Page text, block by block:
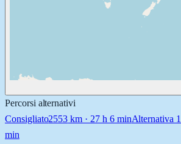
Percorsi alternativi
Consigliato2553 km · 27 h 6 minAlternativa 1
min